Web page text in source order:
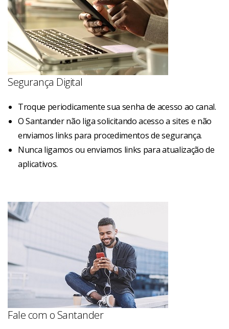
Segurança Digital
Troque periodicamente sua senha de acesso ao canal.
O Santander não liga solicitando acesso a sites e não
enviamos links para procedimentos de segurança.
Nunca ligamos ou enviamos links para atualização de
aplicativos.
Fale com o Santander